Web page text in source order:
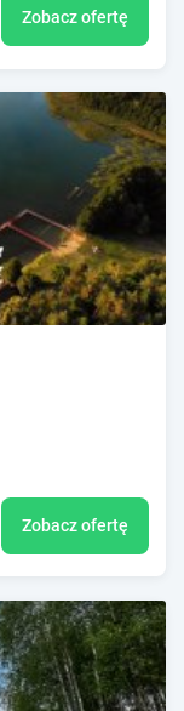
Zobacz ofertę
Zobacz ofertę